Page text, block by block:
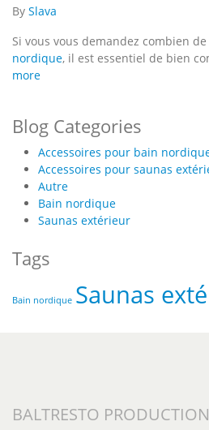
By Slava
Si vous vous demandez combien
nordique, il est essentiel de bien
more
Blog Categories
Accessoires pour bain
Accessoires pour saunas
Autre
Bain nordique
Saunas extérieur
Tags
Bain nordique Saunas
BALTRESTO